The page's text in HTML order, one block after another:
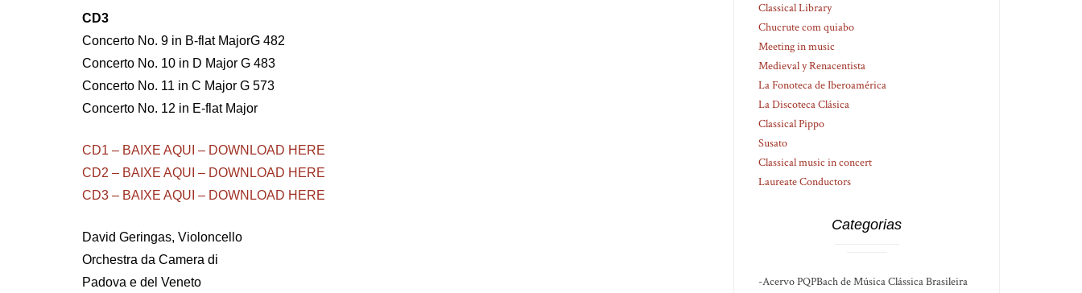
CD3
Concerto No. 9 in B-flat MajorG 482
Concerto No. 10 in D Major G 483
Concerto No. 11 in C Major G 573
Concerto No. 12 in E-flat Major
CD1 – BAIXE AQUI – DOWNLOAD HERE
CD2 – BAIXE AQUI – DOWNLOAD HERE
CD3 – BAIXE AQUI – DOWNLOAD HERE
David Geringas, Violoncello
Orchestra da Camera di
Padova e del Veneto
Classical Library
Chucrute com quiabo
Meeting in music
Medieval y Renacentista
La Fonoteca de Iberoamérica
La Discoteca Clásica
Classical Pippo
Susato
Classical music in concert
Laureate Conductors
Categorias
-Acervo PQPBach de Música Clássica Brasileira